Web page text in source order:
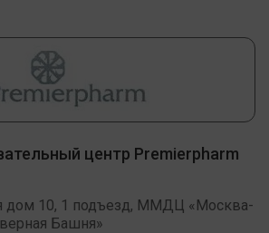
центр Premierpharm
дом 10, 1 подъезд, ММДЦ «Москва-
Башня»